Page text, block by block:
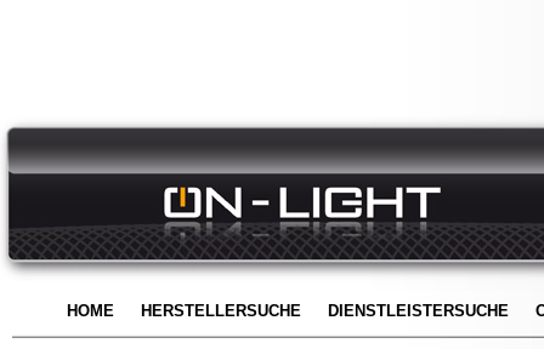
HOME HERSTELLERSUCHE DIENSTLEISTERSUCHE